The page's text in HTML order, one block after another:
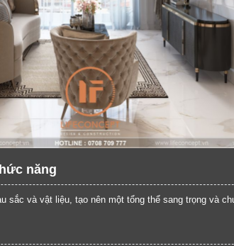
năng
sắc và vật liệu, tạo nên một tổng thể sang trọng và
LỜI CẢM ƠN
LIFECONCEPT
Cảm ơn quý khách đã để lại thông tin.
tôi sẽ liên hệ lại trong thời gian sớm